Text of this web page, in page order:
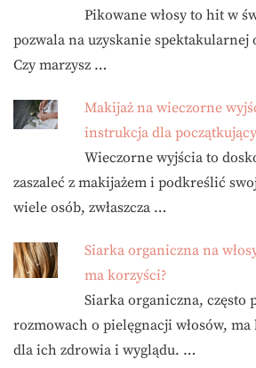
Pikowane włosy to hit w
pozwala na uzyskanie
Czy marzysz …
Makijaż na wieczorne
instrukcja dla
Wieczorne wyjścia to
zaszaleć z makijażem i podkreślić
wiele osób, zwłaszcza …
Siarka organiczna na
ma korzyści?
Siarka organiczna, często
rozmowach o pielęgnacji włosów,
dla ich zdrowia i wyglądu. …